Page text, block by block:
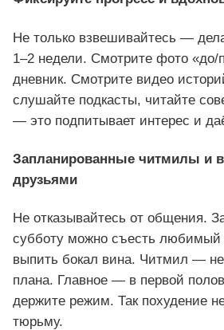
Не только взвешивайтесь —
1–2 недели. Смотрите фото «до/
дневник. Смотрите видео
слушайте подкасты, читайте
— это подпитывает интерес и
Запланированные читмилы и
друзьями
Не отказывайтесь от общения.
субботу можно съесть любимый
выпить бокал вина. Читмил —
плана. Главное — в первой
держите режим. Так похудение
тюрьму.